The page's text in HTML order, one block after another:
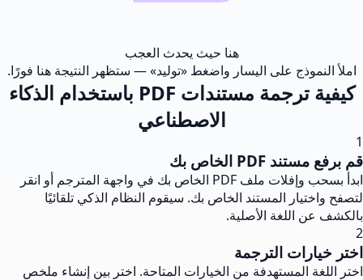
هنا حيث يحدث العجب
املأ النموذج على اليسار واضغط «توليد» — ستظهر النتيجة هنا فورًا.
كيفية ترجمة مستندات PDF باستخدام الذكاء
الاصطناعي
1
قم برفع مستند PDF الخاص بك
ابدأ بسحب وإفلات ملف PDF الخاص بك في واجهة المترجم أو انقر
لتصفح واختيار المستند الخاص بك. سيقوم النظام الذكي تلقائيًا
بالكشف عن اللغة الأصلية.
2
اختر خيارات الترجمة
اختر اللغة المستهدفة من الخيارات المتاحة. اختر بين إنشاء ملخص